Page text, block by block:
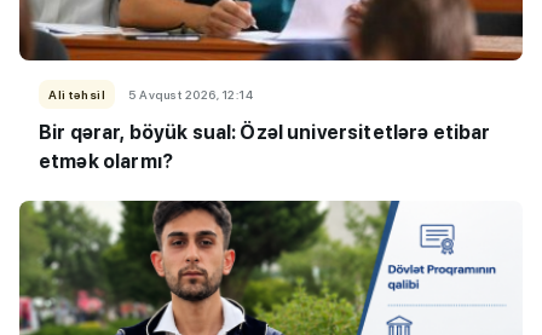
Ali təhsil 5 Avqust 2026, 12:14
Bir qərar, böyük sual: Özəl universitetlərə etibar
etmək olarmı?